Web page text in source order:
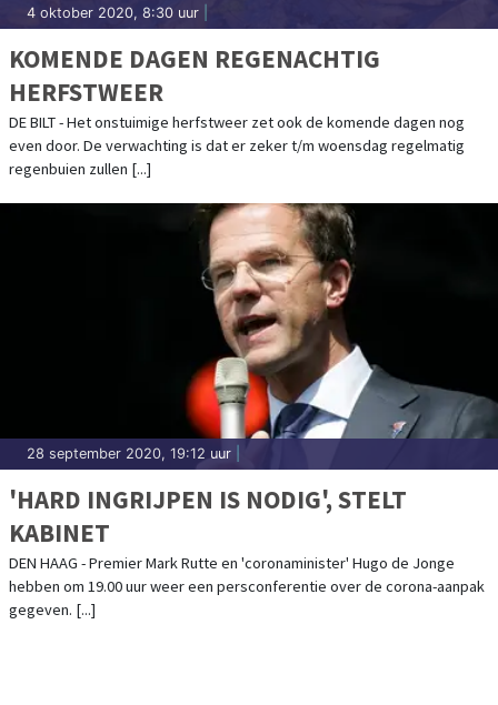
4 oktober 2020, 8:30 uur
KOMENDE DAGEN REGENACHTIG
HERFSTWEER
DE BILT - Het onstuimige herfstweer zet ook de komende dagen nog
even door. De verwachting is dat er zeker t/m woensdag regelmatig
regenbuien zullen [...]
28 september 2020, 19:12 uur
'HARD INGRIJPEN IS NODIG', STELT
KABINET
DEN HAAG - Premier Mark Rutte en 'coronaminister' Hugo de Jonge
hebben om 19.00 uur weer een persconferentie over de corona-aanpak
gegeven. [...]